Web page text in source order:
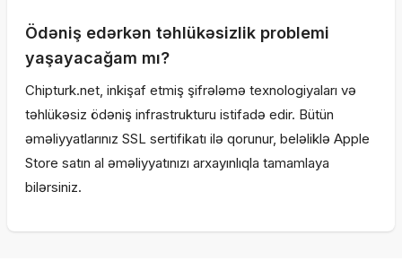
Ödəniş edərkən təhlükəsizlik problemi
yaşayacağam mı?
Chipturk.net, inkişaf etmiş şifrələmə texnologiyaları və
təhlükəsiz ödəniş infrastrukturu istifadə edir. Bütün
əməliyyatlarınız SSL sertifikatı ilə qorunur, beləliklə Apple
Store satın al əməliyyatınızı arxayınlıqla tamamlaya
bilərsiniz.